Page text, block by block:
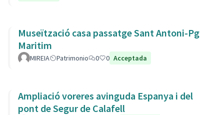
Museïtzació casa passatge Sant Antoni-Pg
Maritim
MIREIA Patrimonio 0 0 Acceptada
Ampliació voreres avinguda Espanya i del
pont de Segur de Calafell